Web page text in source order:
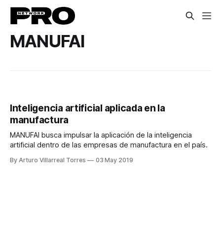
MANUFAI
Inteligencia artificial aplicada en la
manufactura
MANUFAI busca impulsar la aplicación de la inteligencia
artificial dentro de las empresas de manufactura en el país.
By Arturo Villarreal Torres 03 May 2019